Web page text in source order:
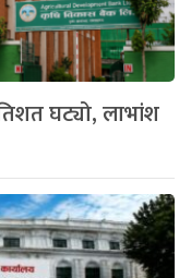
घट्यो, लाभांश